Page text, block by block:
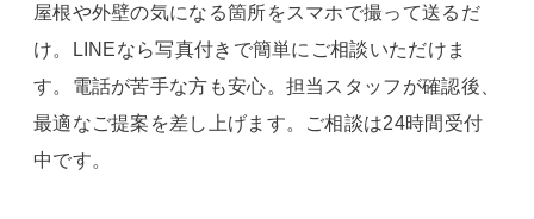
屋根や外壁の気になる箇所をスマホで撮って送るだ
け。LINEなら写真付きで簡単にご相談いただけま
す。電話が苦手な方も安心。担当スタッフが確認後、
最適なご提案を差し上げます。ご相談は24時間受付
中です。